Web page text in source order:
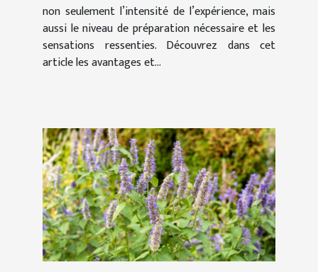
non seulement l’intensité de l’expérience, mais
aussi le niveau de préparation nécessaire et les
sensations ressenties. Découvrez dans cet
article les avantages et...